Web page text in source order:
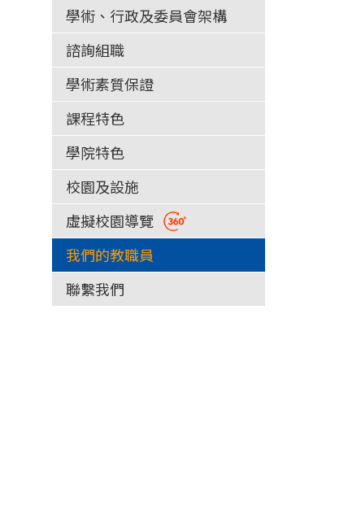
學術、行政及委員會架構
諮詢組職
學術素質保證
課程特色
學院特色
校園及設施
虛擬校園導覽
我們的教職員
聯繫我們